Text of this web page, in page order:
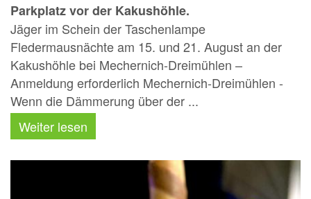
Parkplatz vor der Kakushöhle.
Jäger im Schein der Taschenlampe
Fledermausnächte am 15. und 21. August an der
Kakushöhle bei Mechernich-Dreimühlen –
Anmeldung erforderlich Mechernich-Dreimühlen -
Wenn die Dämmerung über der ...
Weiter lesen